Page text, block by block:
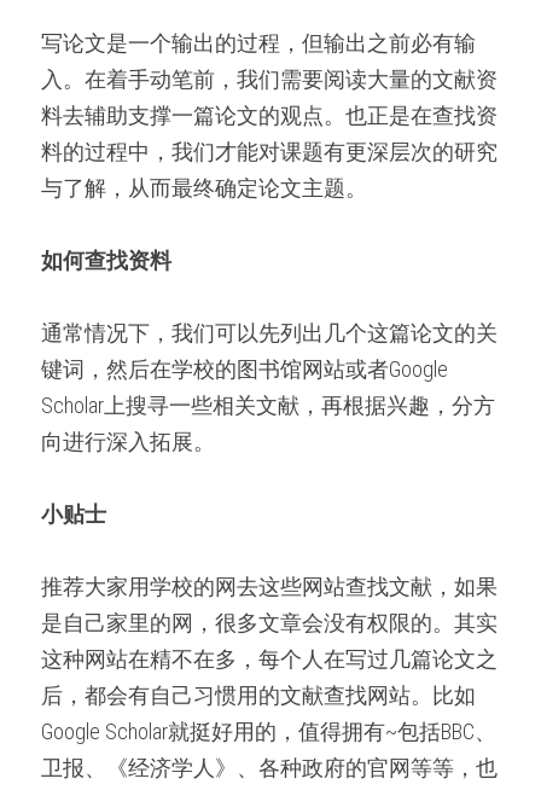
写论文是一个输出的过程，但输出之前必有输
入。在着手动笔前，我们需要阅读大量的文献资
料去辅助支撑一篇论文的观点。也正是在查找资
料的过程中，我们才能对课题有更深层次的研究
与了解，从而最终确定论文主题。
如何查找资料
通常情况下，我们可以先列出几个这篇论文的关
键词，然后在学校的图书馆网站或者Google
Scholar上搜寻一些相关文献，再根据兴趣，分方
向进行深入拓展。
小贴士
推荐大家用学校的网去这些网站查找文献，如果
是自己家里的网，很多文章会没有权限的。其实
这种网站在精不在多，每个人在写过几篇论文之
后，都会有自己习惯用的文献查找网站。比如
Google Scholar就挺好用的，值得拥有~包括BBC、
卫报、《经济学人》、各种政府的官网等等，也